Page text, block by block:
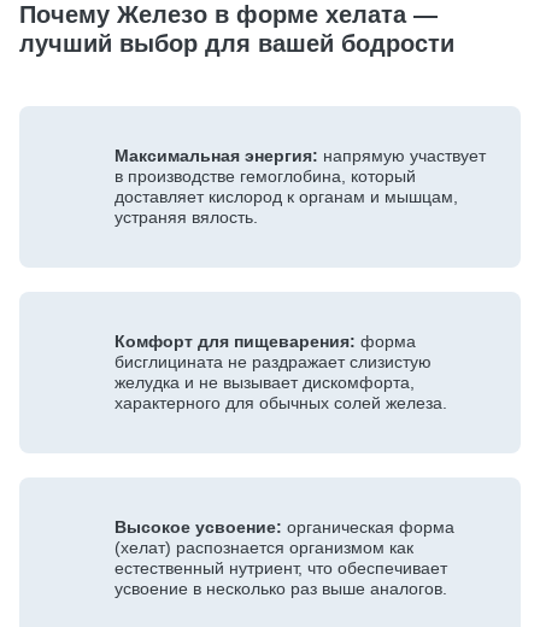
Почему Железо в форме хелата —
лучший выбор для вашей бодрости
Максимальная энергия: напрямую участвует
в производстве гемоглобина, который
доставляет кислород к органам и мышцам,
устраняя вялость.
Комфорт для пищеварения: форма
бисглицината не раздражает слизистую
желудка и не вызывает дискомфорта,
характерного для обычных солей железа.
Высокое усвоение: органическая форма
(хелат) распознается организмом как
естественный нутриент, что обеспечивает
усвоение в несколько раз выше аналогов.